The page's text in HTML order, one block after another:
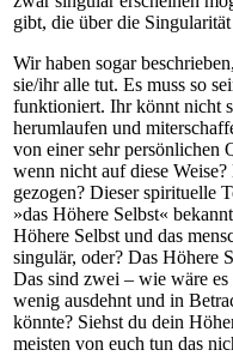
gibt, die über die
Wir haben sogar
sie/ihr alle tut. Es muss so
funktioniert. Ihr könnt nicht
herumlaufen und
von einer sehr persönlichen
wenn nicht auf diese
gezogen? Dieser spirituelle
»das Höhere Selbst«
Höhere Selbst und das
singulär, oder? Das Höhere
Das sind zwei – wie wäre
wenig ausdehnt und in
könnte? Siehst du dein
meisten von euch tun das